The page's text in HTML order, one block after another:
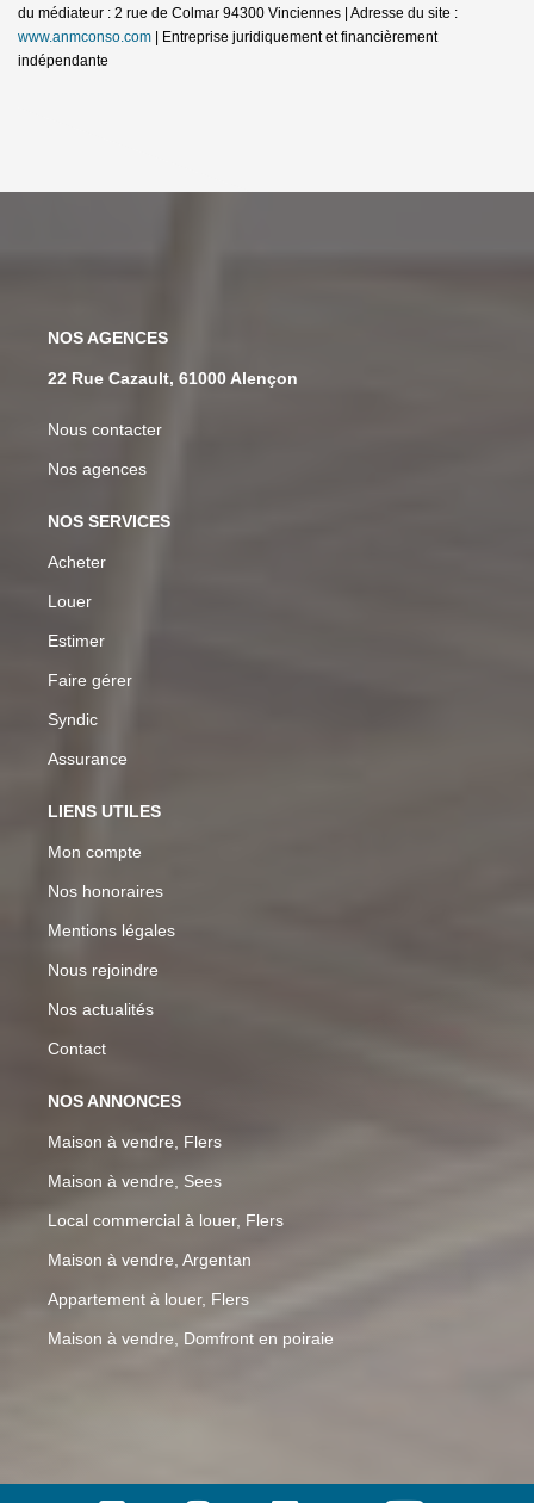
du médiateur : 2 rue de Colmar 94300 Vinciennes | Adresse du site :
www.anmconso.com | Entreprise juridiquement et financièrement
indépendante
NOS AGENCES
22 Rue Cazault, 61000 Alençon
Nous contacter
Nos agences
NOS SERVICES
Acheter
Louer
Estimer
Faire gérer
Syndic
Assurance
LIENS UTILES
Mon compte
Nos honoraires
Mentions légales
Nous rejoindre
Nos actualités
Contact
NOS ANNONCES
Maison à vendre, Flers
Maison à vendre, Sees
Local commercial à louer, Flers
Maison à vendre, Argentan
Appartement à louer, Flers
Maison à vendre, Domfront en poiraie